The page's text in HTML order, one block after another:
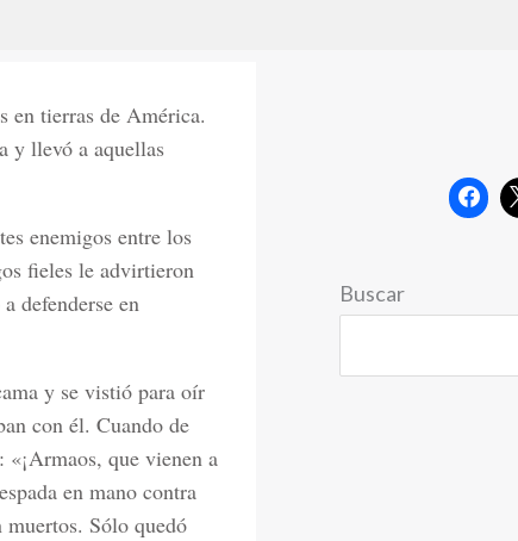
en tierras de América.
y llevó a aquellas
enemigos entre los
fieles le advirtieron
defenderse en
y se vistió para oír
con él. Cuando de
que vienen a
en mano contra
muertos. Sólo quedó
Buscar